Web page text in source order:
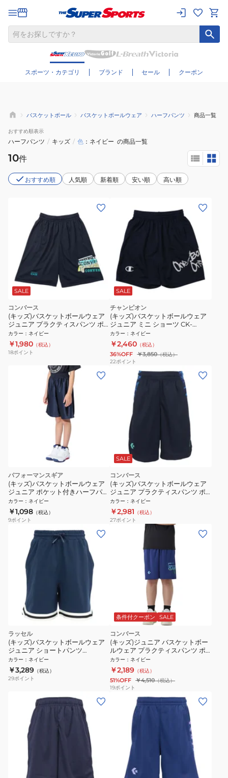
スポーツ・カテゴリ ブランド セール クーポン
さらに絞り込む
バスケットボール バスケットボールウェア ハーフパンツ 商品一覧
おすすめ順表示
ハーフパンツ / キッズ / 色 ネイビー の商品一覧
10件
おすすめ順 人気順 新着順 安い順 高い順
SALE
コンバース
(キッズ)バスケットボールウェア
ジュニア プラクティスパンツ ポ
ケット付き CBS442857-2900
カラー ： ネイビー
￥1,980 （税込）
18ポイント
SALE
チャンピオン
(キッズ)バスケットボールウェア
ジュニア ミニ ショーツ CK-
ZB524 370 速乾
カラー ： ネイビー
￥2,460 （税込）
36%OFF ￥3,850（税込）
22ポイント
パフォーマンスギア
(キッズ)バスケットボールウェア
ジュニア ポケット付きハーフパン
ツ 751PG1CD4614 NVY
カラー ： ネイビー
￥1,098 （税込）
9ポイント
SALE
コンバース
(キッズ)バスケットボールウェア
ジュニア プラクティスパンツ ポ
ケット付き CB442852-2900
カラー ： ネイビー
￥2,981 （税込）
27ポイント
ラッセル
(キッズ)バスケットボールウェア
ジュニア ショートパンツ
RBBJ26S003 NVY
カラー ： ネイビー
￥3,289 （税込）
29ポイント
条件付クーポン SALE
コンバース
(キッズ)ジュニア バスケットボー
ルウェア プラクティスパンツ ポ
ケット付き CB451851-2800
カラー ： ネイビー
￥2,189 （税込）
51%OFF ￥4,510（税込）
19ポイント